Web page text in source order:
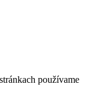
používame